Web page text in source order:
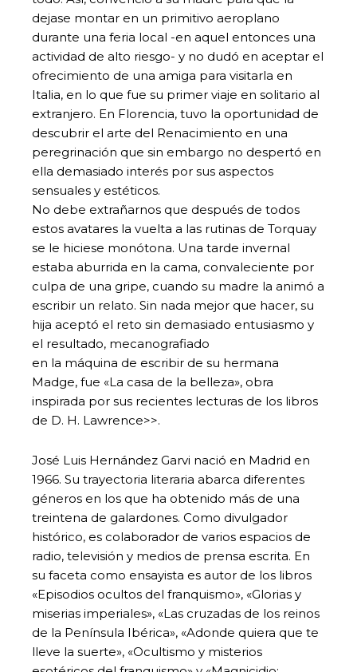
dejase montar en un primitivo aeroplano
durante una feria local -en aquel entonces una
actividad de alto riesgo- y no dudó en aceptar el
ofrecimiento de una amiga para visitarla en
Italia, en lo que fue su primer viaje en solitario al
extranjero. En Florencia, tuvo la oportunidad de
descubrir el arte del Renacimiento en una
peregrinación que sin embargo no despertó en
ella demasiado interés por sus aspectos
sensuales y estéticos.
No debe extrañarnos que después de todos
estos avatares la vuelta a las rutinas de Torquay
se le hiciese monótona. Una tarde invernal
estaba aburrida en la cama, convaleciente por
culpa de una gripe, cuando su madre la animó a
escribir un relato. Sin nada mejor que hacer, su
hija aceptó el reto sin demasiado entusiasmo y
el resultado, mecanografiado
en la máquina de escribir de su hermana
Madge, fue «La casa de la belleza», obra
inspirada por sus recientes lecturas de los libros
de D. H. Lawrence>>.
José Luis Hernández Garvi nació en Madrid en
1966. Su trayectoria literaria abarca diferentes
géneros en los que ha obtenido más de una
treintena de galardones. Como divulgador
histórico, es colaborador de varios espacios de
radio, televisión y medios de prensa escrita. En
su faceta como ensayista es autor de los libros
«Episodios ocultos del franquismo», «Glorias y
miserias imperiales», «Las cruzadas de los reinos
de la Península Ibérica», «Adonde quiera que te
lleve la suerte», «Ocultismo y misterios